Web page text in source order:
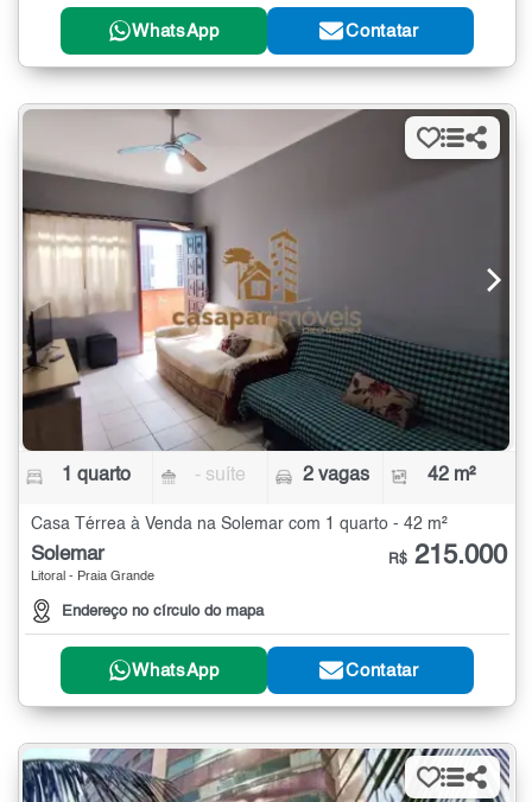
WhatsApp Contatar
1 quarto - suíte 2 vagas 42 m²
Casa Térrea à Venda na Solemar com 1 quarto - 42 m²
Solemar
Litoral - Praia Grande
Endereço no círculo do mapa
R$ 215.000
WhatsApp Contatar